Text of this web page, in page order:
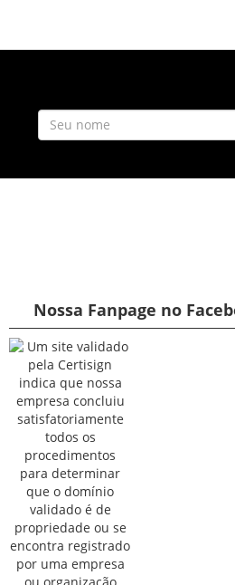
Nossa Fanpage no